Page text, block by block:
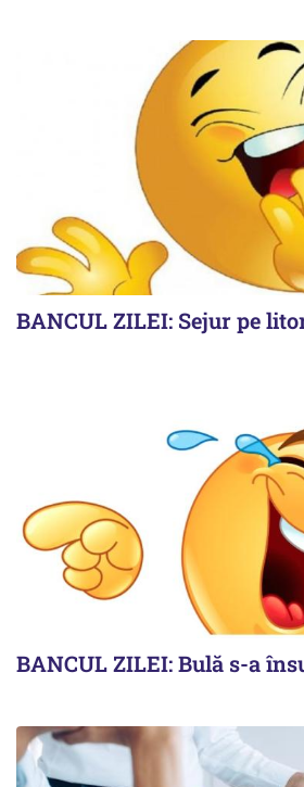
BANCUL ZILEI: Sejur pe
BANCUL ZILEI: Bulă s-a